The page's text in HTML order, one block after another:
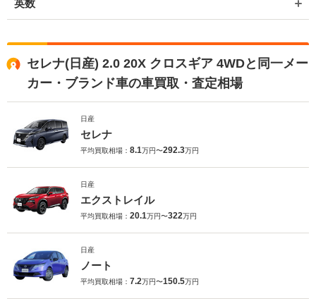
英数
セレナ(日産) 2.0 20X クロスギア 4WDと同一メー
カー・ブランド車の車買取・査定相場
日産
セレナ
平均買取相場： 8.1万円〜292.3万円
日産
エクストレイル
平均買取相場： 20.1万円〜322万円
日産
ノート
平均買取相場： 7.2万円〜150.5万円